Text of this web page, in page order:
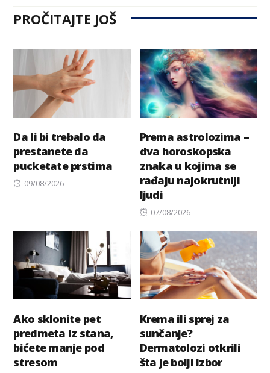
PROČITAJTE JOŠ
Da li bi trebalo da
prestanete da
pucketate prstima
Posted
09/08/2026
Prema astrolozima –
dva horoskopska
znaka u kojima se
rađaju najokrutniji
ljudi
Posted
07/08/2026
Ako sklonite pet
predmeta iz stana,
bićete manje pod
stresom
Krema ili sprej za
sunčanje?
Dermatolozi otkrili
šta je bolji izbor